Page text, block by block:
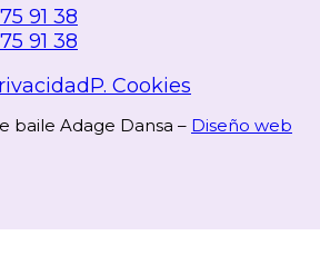
91 38
91 38
P. Cookies
baile Adage Dansa – Diseño web